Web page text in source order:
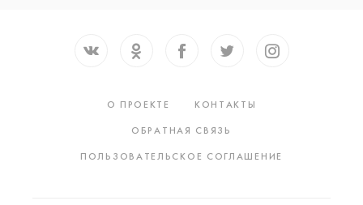
О ПРОЕКТЕ
КОНТАКТЫ
ОБРАТНАЯ СВЯЗЬ
ПОЛЬЗОВАТЕЛЬСКОЕ СОГЛАШЕНИЕ